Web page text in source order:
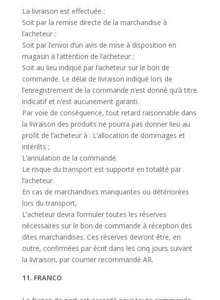
La livraison est effectuée :
Soit par la remise directe de la marchandise à
l’acheteur ;
Soit par l’envoi d’un avis de mise à disposition en
magasin à l’attention de l’acheteur ;
Soit au lieu indiqué par l’acheteur sur le bon de
commande. Le délai de livraison indiqué lors de
l’enregistrement de la commande n’est donné qu’à titre
indicatif et n’est aucunement garanti.
Par voie de conséquence, tout retard raisonnable dans
la livraison des produits ne pourra pas donner lieu au
profit de l’acheteur à : L’allocation de dommages et
intérêts ;
L’annulation de la commande.
Le risque du transport est supporté en totalité par
l’acheteur.
En cas de marchandises manquantes ou détériorées
lors du transport,
L’acheteur devra formuler toutes les réserves
nécessaires sur le bon de commande à réception des
dites marchandises. Ces réserves devront être, en
outre, confirmées par écrit dans les cinq jours suivant
la livraison, par courrier recommandé AR.
11. FRANCO